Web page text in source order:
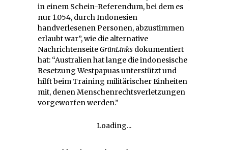
in einem Schein-Referendum, bei dem es
nur 1.054, durch Indonesien
handverlesenen Personen, abzustimmen
erlaubt war”, wie die alternative
NachrichtenseiteGrünLinks dokumentiert
hat: “Australien hat lange die indonesische
Besetzung Westpapuas unterstützt und
hilft beim Training militärischer Einheiten
mit, denen Menschenrechtsverletzungen
vorgeworfen werden.”
Loading...